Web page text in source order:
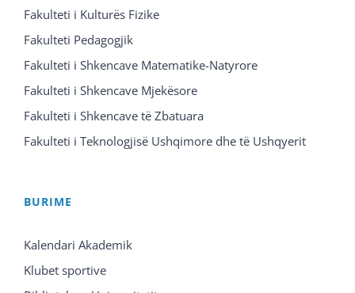
Fakulteti i Kulturës Fizike
Fakulteti Pedagogjik
Fakulteti i Shkencave Matematike-Natyrore
Fakulteti i Shkencave Mjekësore
Fakulteti i Shkencave të Zbatuara
Fakulteti i Teknologjisë Ushqimore dhe të Ushqyerit
BURIME
Kalendari Akademik
Klubet sportive